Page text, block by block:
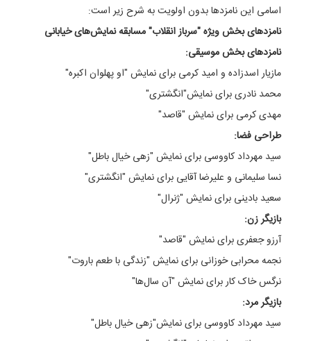
اسامی این نامزدها بدون اولویت به شرح زیر است:
نامزدهای بخش ویژه "سرباز انقلاب" مسابقه نمایش‌های خیابانی
نامزدهای بخش موسیقی:
مازیار اسدزاده و امید کرمی برای نمایش "او پهلوان اکبره"
محمد نادری برای نمایش"انگشتری"
مهدی کرمی برای نمایش "قاصد"
طراحی فضا:
سید مهرداد کاووسی برای نمایش "زهی خیال باطل"
نسا سلیمانی و علیرضا آقایی برای نمایش "انگشتری"
سعید بادینی برای نمایش "ژنرال"
بازیگر زن:
آرزو جعفری برای نمایش "قاصد"
نجمه محرابی خوزانی برای نمایش "زندگی با طعم باروت"
نرگس خاک کار برای نمایش "آن سال‌‌ها"
بازیگر مرد:
سید مهرداد کاووسی برای نمایش"زهی خیال باطل"